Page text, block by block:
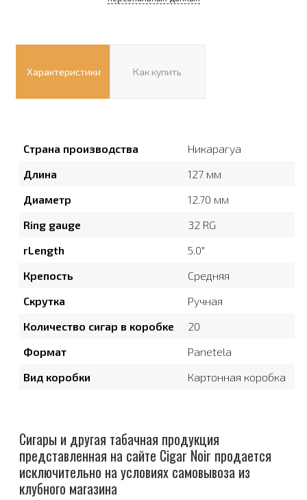
Характеристики Как купить
Страна производства
Никарагуа
Длина
127 мм
Диаметр
12.70 мм
Ring gauge
32 RG
rLength
5.0″
Крепость
Средняя
Скрутка
Ручная
Количество сигар в коробке
20
Формат
Panetela
Вид коробки
Картонная коробка
Сигары и другая табачная продукция
представленная на сайте Cigar Noir продается
исключительно на условиях самовывоза из
клубного магазина